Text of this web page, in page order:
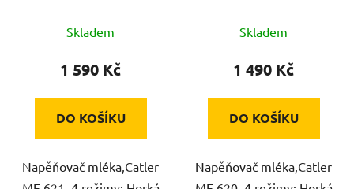
Skladem
1 590 Kč
DO KOŠÍKU
Napěňovač mléka,Catler
Skladem
1 490 Kč
DO KOŠÍKU
Napěňovač mléka,Catler